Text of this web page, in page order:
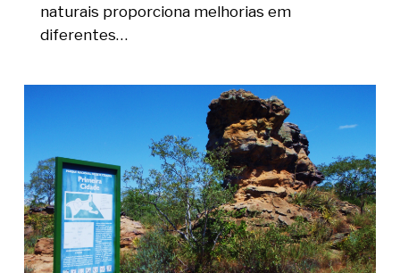
naturais proporciona melhorias em
diferentes…